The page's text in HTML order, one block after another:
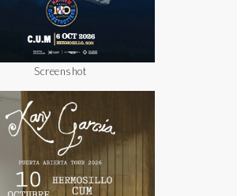
Screenshot